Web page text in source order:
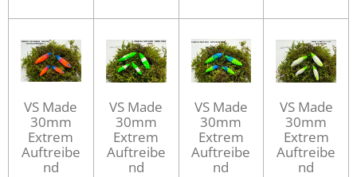
VS Made
30mm
Extrem
Auftreibe
nd
VS Made
30mm
Extrem
Auftreibe
nd
VS Made
30mm
Extrem
Auftreibe
nd
VS Made
30mm
Extrem
Auftreibe
nd